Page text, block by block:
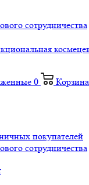
сотрудничества
0 Корзина
покупателей
сотрудничества